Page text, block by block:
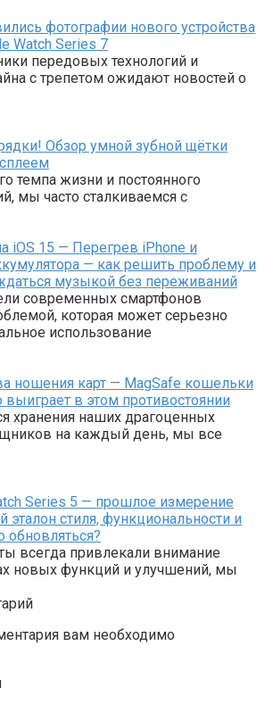
фотографии нового устройства
Watch Series 7
передовых технологий и
с трепетом ожидают новостей о
Обзор умной зубной щётки
темпа жизни и постоянного
мы часто сталкиваемся с
iOS 15 — Перегрев iPhone и
— как решить проблему и
музыкой без переживаний
современных смартфонов
которая может серьезно
использование
ношения карт — MagSafe кошельки
выиграет в этом противостоянии
хранения наших драгоценных
на каждый день, мы все
Series 5 — прошлое измерение
стиля, функциональности и
обновляться?
всегда привлекали внимание
новых функций и улучшений, мы
вам необходимо